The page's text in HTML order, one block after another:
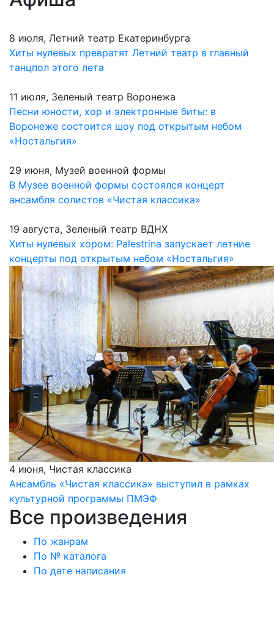
8 июля, Летний театр Екатеринбурга
Хиты нулевых превратят Летний театр в главный
танцпол этого лета
11 июля, Зеленый театр Воронежа
Песни юности, хор и электронные биты: в
Воронеже состоится шоу под открытым небом
«Ностальгия»
29 июня, Музей военной формы
В Музее военной формы состоялся концерт
ансамбля солистов «Чистая классика»
19 августа, Зеленый театр ВДНХ
Хиты нулевых хором: Palestrina запускает летние
концерты под открытым небом «Ностальгия»
4 июня, Чистая классика
Ансамбль «Чистая классика» выступил в рамках
культурной программы ПМЭФ
Все произведения
По жанрам
По № каталога
По дате написания